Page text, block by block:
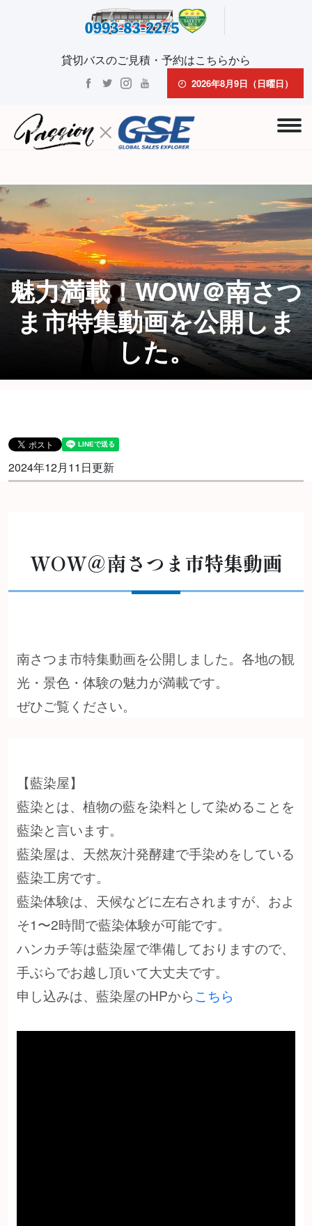
貸切バスのご見積・予約はこちらから
2026年8月9日（日曜日）
魅力満載！WOW＠南さつ
ま市特集動画を公開しま
した。
2024年12月11日更新
WOW＠南さつま市特集動画
南さつま市特集動画を公開しました。各地の観
光・景色・体験の魅力が満載です。
ぜひご覧ください。
【藍染屋】
藍染とは、植物の藍を染料として染めることを
藍染と言います。
藍染屋は、天然灰汁発酵建で手染めをしている
藍染工房です。
藍染体験は、天候などに左右されますが、およ
そ1〜2時間で藍染体験が可能です。
ハンカチ等は藍染屋で準備しておりますので、
手ぶらでお越し頂いて大丈夫です。
申し込みは、藍染屋のHPからこちら